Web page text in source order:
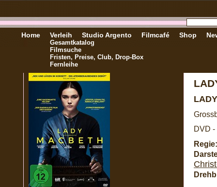
Home Verleih
Gesamtkatalog
Filmsuche
Fristen, Preise, Club, Drop-Box
Fernleihe
Studio Argento Filmcafé Shop
DVD -
Regie: